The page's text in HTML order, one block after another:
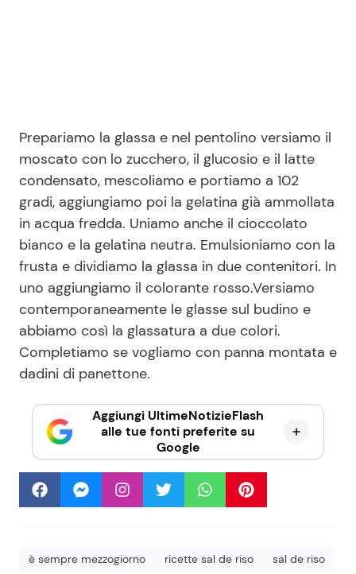
Prepariamo la glassa e nel pentolino versiamo il
moscato con lo zucchero, il glucosio e il latte
condensato, mescoliamo e portiamo a 102
gradi, aggiungiamo poi la gelatina già ammollata
in acqua fredda. Uniamo anche il cioccolato
bianco e la gelatina neutra. Emulsioniamo con la
frusta e dividiamo la glassa in due contenitori. In
uno aggiungiamo il colorante rosso.Versiamo
contemporaneamente le glasse sul budino e
abbiamo così la glassatura a due colori.
Completiamo se vogliamo con panna montata e
dadini di panettone.
Aggiungi UltimeNotizieFlash
alle tue fonti preferite su
Google
è sempre mezzogiorno ricette sal de riso sal de riso